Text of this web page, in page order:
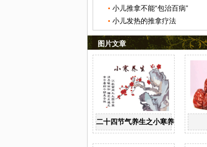
小儿推拿不能“包治百病”
小儿发热的推拿疗法
图片文章
二十四节气养生之小寒养生